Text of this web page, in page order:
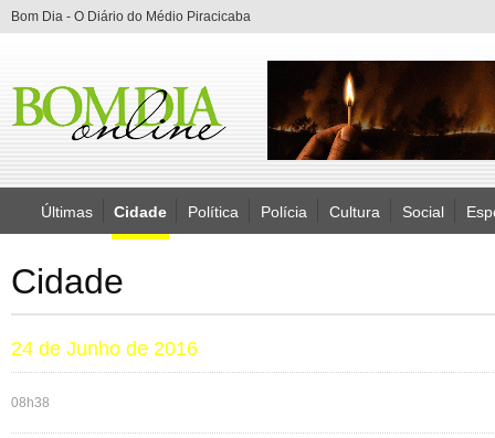
Bom Dia - O Diário do Médio Piracicaba
Últimas Cidade Política Polícia Cultura Social
Cidade
24 de Junho de 2016
08h38